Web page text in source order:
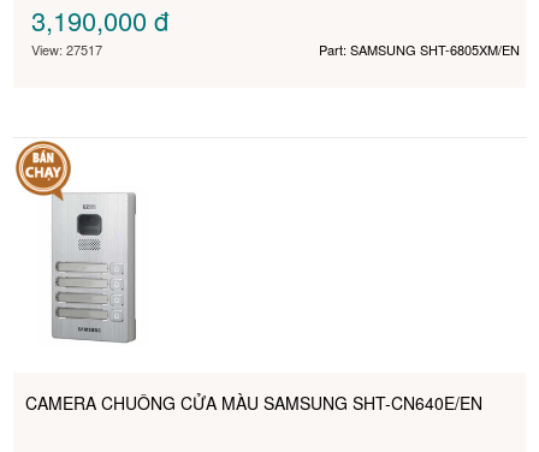
3,190,000đ
View: 27517 Part: SAMSUNG SHT-6805XM/EN
CAMERA CHUÔNG CỬA MÀU SAMSUNG SHT-CN640E/EN